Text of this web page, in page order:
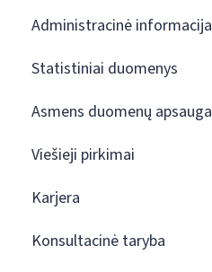
Administracinė informacija
Statistiniai duomenys
Asmens duomenų apsauga
Viešieji pirkimai
Karjera
Konsultacinė taryba